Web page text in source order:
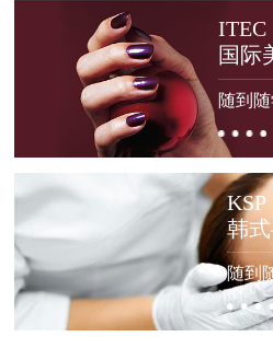
ITEC
国际
随到
KSP
韩
随到